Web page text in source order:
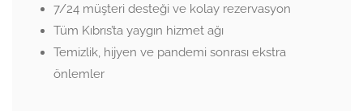
7/24 müşteri desteği ve kolay rezervasyon
Tüm Kıbrıs’ta yaygın hizmet ağı
Temizlik, hijyen ve pandemi sonrası ekstra
önlemler